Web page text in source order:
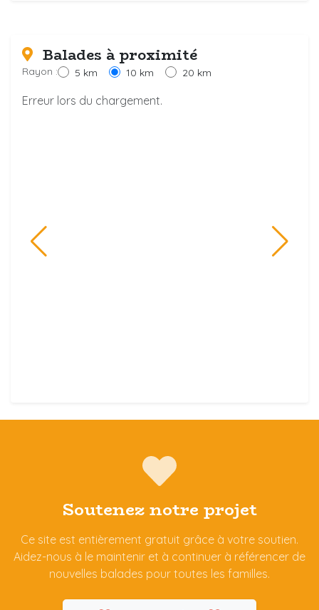
Balades à proximité
Rayon : 5 km 10 km 20 km
Erreur lors du chargement.
Soutenez notre projet
Ce site est entièrement gratuit grâce à votre soutien.
Aidez-nous à le maintenir et à continuer à référencer de
nouvelles balades pour toutes les familles.